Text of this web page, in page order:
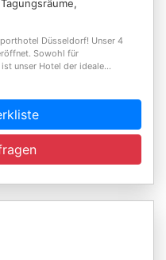
Düsseldorf! Unser 4
Sowohl für
unser Hotel der ideale...